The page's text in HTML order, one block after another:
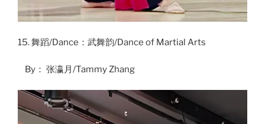
15. 舞蹈/Dance：武舞韵/Dance of Martial Arts
By： 张瀛月/Tammy Zhang